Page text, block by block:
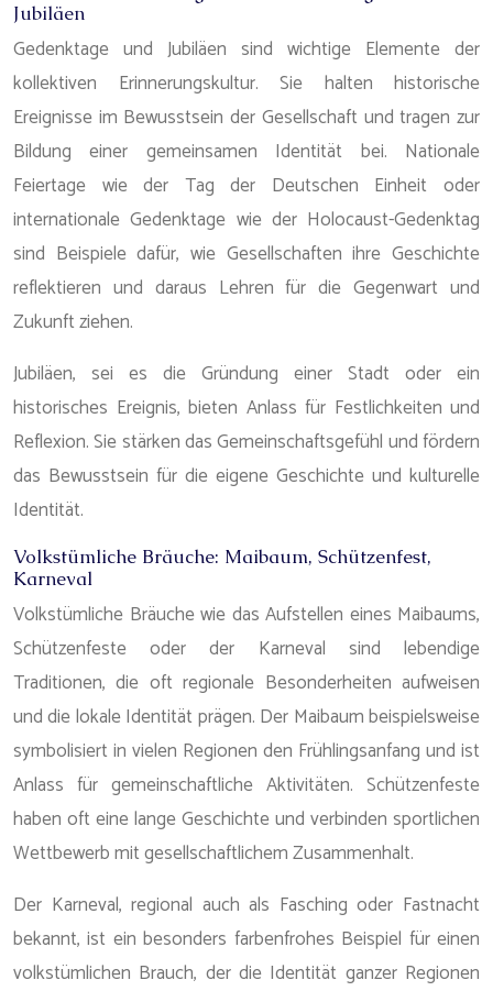
Jubiläen
Gedenktage und Jubiläen sind wichtige Elemente der
kollektiven Erinnerungskultur. Sie halten historische
Ereignisse im Bewusstsein der Gesellschaft und tragen zur
Bildung einer gemeinsamen Identität bei. Nationale
Feiertage wie der Tag der Deutschen Einheit oder
internationale Gedenktage wie der Holocaust-Gedenktag
sind Beispiele dafür, wie Gesellschaften ihre Geschichte
reflektieren und daraus Lehren für die Gegenwart und
Zukunft ziehen.
Jubiläen, sei es die Gründung einer Stadt oder ein
historisches Ereignis, bieten Anlass für Festlichkeiten und
Reflexion. Sie stärken das Gemeinschaftsgefühl und fördern
das Bewusstsein für die eigene Geschichte und kulturelle
Identität.
Volkstümliche Bräuche: Maibaum, Schützenfest,
Karneval
Volkstümliche Bräuche wie das Aufstellen eines Maibaums,
Schützenfeste oder der Karneval sind lebendige
Traditionen, die oft regionale Besonderheiten aufweisen
und die lokale Identität prägen. Der Maibaum beispielsweise
symbolisiert in vielen Regionen den Frühlingsanfang und ist
Anlass für gemeinschaftliche Aktivitäten. Schützenfeste
haben oft eine lange Geschichte und verbinden sportlichen
Wettbewerb mit gesellschaftlichem Zusammenhalt.
Der Karneval, regional auch als Fasching oder Fastnacht
bekannt, ist ein besonders farbenfrohes Beispiel für einen
volkstümlichen Brauch, der die Identität ganzer Regionen